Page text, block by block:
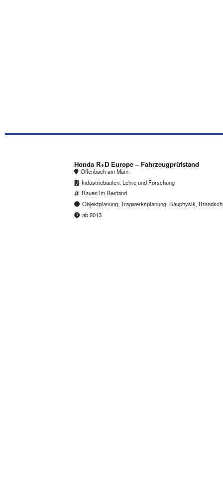
Honda R+D Europe – Fahrzeugprüfstand
Offenbach am Main
Industriebauten, Lehre und Forschung
Bauen im Bestand
Objektplanung, Tragwerksplanung, Bauphysik,
ab 2013